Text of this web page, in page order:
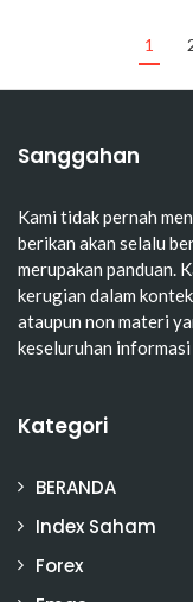
1
Sanggahan
Kami tidak pernah
berikan akan selalu
merupakan panduan.
kerugian dalam
ataupun non materi
keseluruhan
Kategori
BERANDA
Index Saham
Forex